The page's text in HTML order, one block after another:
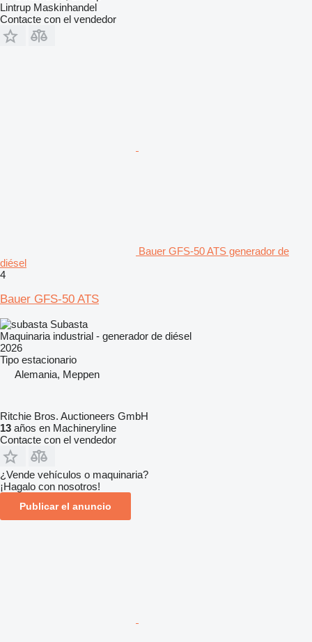
Lintrup Maskinhandel
Contacte con el vendedor
Bauer GFS-50 ATS generador de
diésel
4
Bauer GFS-50 ATS
Subasta
Maquinaria industrial - generador de diésel
2026
Tipo estacionario
Alemania, Meppen
Ritchie Bros. Auctioneers GmbH
13 años en Machineryline
Contacte con el vendedor
¿Vende vehículos o maquinaria?
¡Hagalo con nosotros!
Publicar el anuncio